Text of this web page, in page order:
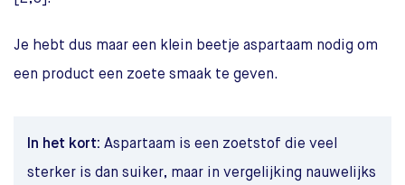
Je hebt dus maar een klein beetje aspartaam nodig om
een product een zoete smaak te geven.
In het kort: Aspartaam is een zoetstof die veel
sterker is dan suiker, maar in vergelijking nauwelijks